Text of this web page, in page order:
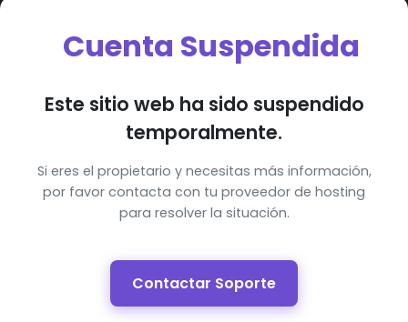
Cuenta Suspendida
Este sitio web ha sido suspendido
temporalmente.
Si eres el propietario y necesitas más información,
por favor contacta con tu proveedor de hosting
para resolver la situación.
Contactar Soporte